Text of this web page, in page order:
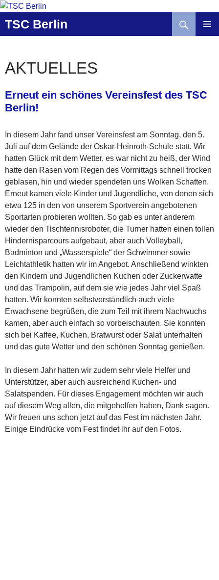
Zum
springen
TSC Berlin
AKTUELLES
Erneut ein schönes Vereinsfest des TSC
Berlin!
In diesem Jahr fand unser Vereinsfest am Sonntag, den 5.
Juli auf dem Gelände der Oskar-Heinroth-Schule statt. Wir
hatten Glück mit dem Wetter, es war nicht zu heiß, der Wind
hatte den Rasen vom Regen des Vormittags schnell trocken
geblasen, hin und wieder spendeten uns Wolken Schatten.
Erneut kamen viele Kinder und Jugendliche, von denen sich
etwa 125 in den von unserem Sportverein angebotenen
Sportarten probieren wollten. So gab es unter anderem
wieder den Tischtennisroboter, die Turner hatten einen tollen
Hindernisparcours aufgebaut, aber auch Volleyball,
Badminton und „Wasserspiele“ der Schwimmer sowie
Leichtathletik hatten wir im Angebot. Anschließend winkten
den Kindern und Jugendlichen Kuchen oder Zuckerwatte
und das Trampolin, auf dem sie wie jedes Jahr viel Spaß
hatten. Wir konnten selbstverständlich auch viele
Erwachsene begrüßen, die zum Teil mit ihrem Nachwuchs
kamen, aber auch einfach so vorbeischauten. Sie konnten
sich bei Kaffee, Kuchen, Bratwurst oder Salat unterhalten
und das gute Wetter und den schönen Sonntag genießen.
In diesem Jahr hatten wir zudem sehr viele Helfer und
Unterstützer, aber auch ausreichend Kuchen- und
Salatspenden. Für dieses Engagement möchten wir auch
auf diesem Weg allen, die mitgeholfen haben, Dank sagen.
Wir freuen uns schon jetzt auf das Fest im nächsten Jahr.
Einige Eindrücke vom Fest findet ihr auf den Fotos.